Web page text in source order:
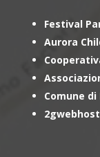
Festival
Aurora
Comune di